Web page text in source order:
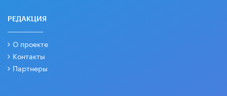
РЕДАКЦИЯ
О проекте
Контакты
Партнеры